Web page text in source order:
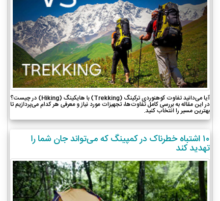
آیا می‌دانید تفاوت کوهنوردی ترکینگ (Trekking) با هایکینگ (Hiking) در چیست؟
در این مقاله به بررسی کامل تفاوت‌ها، تجهیزات مورد نیاز و معرفی هر کدام می‌پردازیم تا
بهترین مسیر را انتخاب کنید.
۱۰ اشتباه خطرناک در کمپینگ که می‌تواند جان شما را
تهدید کند